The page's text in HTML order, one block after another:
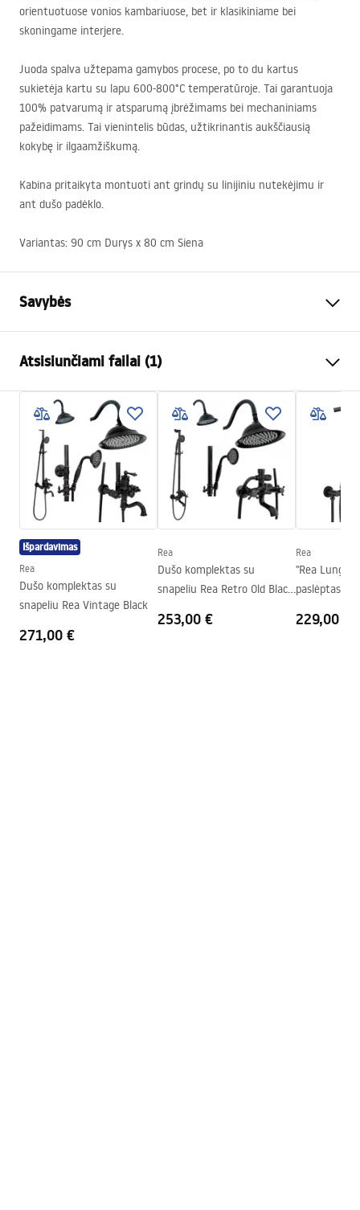
orientuotuose vonios kambariuose, bet ir klasikiniame bei
skoningame interjere.
Juoda spalva užtepama gamybos procese, po to du kartus
sukietėja kartu su lapu 600-800°C temperatūroje. Tai garantuoja
100% patvarumą ir atsparumą įbrėžimams bei mechaniniams
pažeidimams. Tai vienintelis būdas, užtikrinantis aukščiausią
kokybę ir ilgaamžiškumą.
Kabina pritaikyta montuoti ant grindų su linijiniu nutekėjimu ir
ant dušo padėklo.
Variantas: 90 cm Durys x 80 cm Siena
Savybės
Spalva
Kabinos tipas
Kampas
Stiklo spalva
Transparent 6mm
Atidarymo būdas
Sulankstoma
Surinkimas
Ant irkluojančio baseino arba
ant grindų
Aukštis (mm)
1900
Kabinos kryptis
Garantija
24 mėnesių
„Easy Clean“ danga
Taip, vienoje stiklo pusėje
Atsisiunčiami failai (1)
shower manual
shower manual.pdf
Išpardavimas
Rea
Dušo komplektas su
snapeliu Rea Vintage Black
271,00 €
Rea
Dušo komplektas su
snapeliu Rea Retro Old Black
253,00 €
Rea
"Rea Lungo"
paslėptas
229,00 €